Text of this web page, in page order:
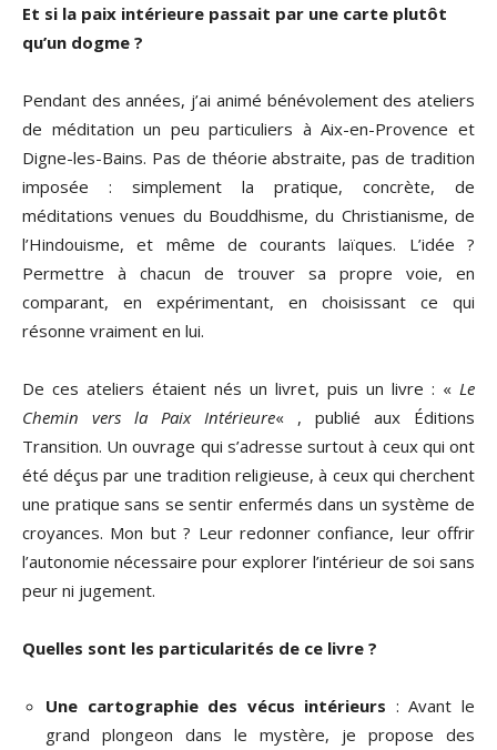
Et si la paix intérieure passait par une carte plutôt
qu’un dogme ?
Pendant des années, j’ai animé bénévolement des ateliers
de méditation un peu particuliers à Aix-en-Provence et
Digne-les-Bains. Pas de théorie abstraite, pas de tradition
imposée : simplement la pratique, concrète, de
méditations venues du Bouddhisme, du Christianisme, de
l’Hindouisme, et même de courants laïques. L’idée ?
Permettre à chacun de trouver sa propre voie, en
comparant, en expérimentant, en choisissant ce qui
résonne vraiment en lui.
De ces ateliers étaient nés un livret, puis un livre : « Le
Chemin vers la Paix Intérieure« , publié aux Éditions
Transition. Un ouvrage qui s’adresse surtout à ceux qui ont
été déçus par une tradition religieuse, à ceux qui cherchent
une pratique sans se sentir enfermés dans un système de
croyances. Mon but ? Leur redonner confiance, leur offrir
l’autonomie nécessaire pour explorer l’intérieur de soi sans
peur ni jugement.
Quelles sont les particularités de ce livre ?
Une cartographie des vécus intérieurs : Avant le
grand plongeon dans le mystère, je propose des